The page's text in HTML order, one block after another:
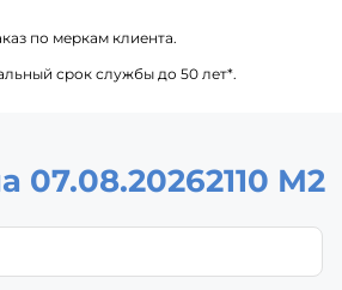
по меркам клиента.
срок службы до 50 лет*.
07.08.20262110 М2